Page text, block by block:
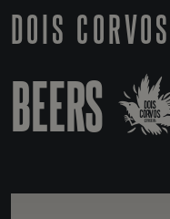
DOIS CORVOS
BEERS